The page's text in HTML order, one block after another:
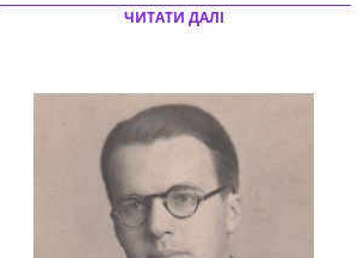
ЧИТАТИ ДАЛІ